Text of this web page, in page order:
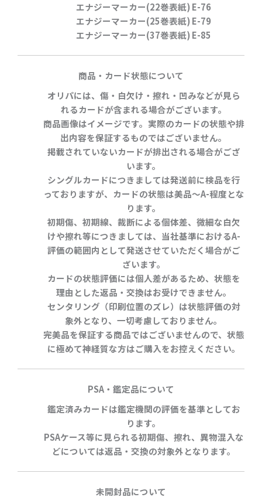
エナジーマーカー(22巻表紙) E-76
エナジーマーカー(25巻表紙) E-79
エナジーマーカー(37巻表紙) E-85
商品・カード状態について
オリパには、傷・白欠け・擦れ・凹みなどが見ら
れるカードが含まれる場合がございます。
商品画像はイメージです。実際のカードの状態や排
出内容を保証するものではございません。
掲載されていないカードが排出される場合がござ
います。
シングルカードにつきましては発送前に検品を行
っておりますが、カードの状態は美品～A-程度とな
ります。
初期傷、初期線、裁断による個体差、微細な白欠
けや擦れ等につきましては、当社基準におけるA-
評価の範囲内 として発送させていただく場合がご
ざいます。
カードの状態評価には個人差があるため、状態を
理由とした返品・交換はお受けできません。
センタリング（印刷位置のズレ）は状態評価の対
象外となり、一切考慮しておりません。
完美品を保証する商品ではございませんので、状態
に極めて神経質な方はご購入をお控えください。
PSA・鑑定品について
鑑定済みカードは鑑定機関の評価を基準としてお
ります。
PSAケース等に見られる初期傷、擦れ、異物混入な
どについては返品・交換の対象外となります。
未開封品について